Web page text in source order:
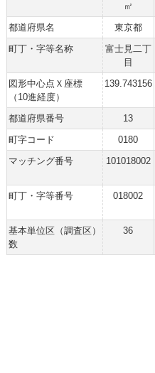
㎡
都道府県名 東京都
町丁・字等名称
富士見二丁
目
図形中心点Ｘ座標
（10進経度）
139.743156
都道府県番号 13
町字コード
0180
マッチング番号
101018002
町丁・字等番号 018002
基本単位区（調査区）
数
36